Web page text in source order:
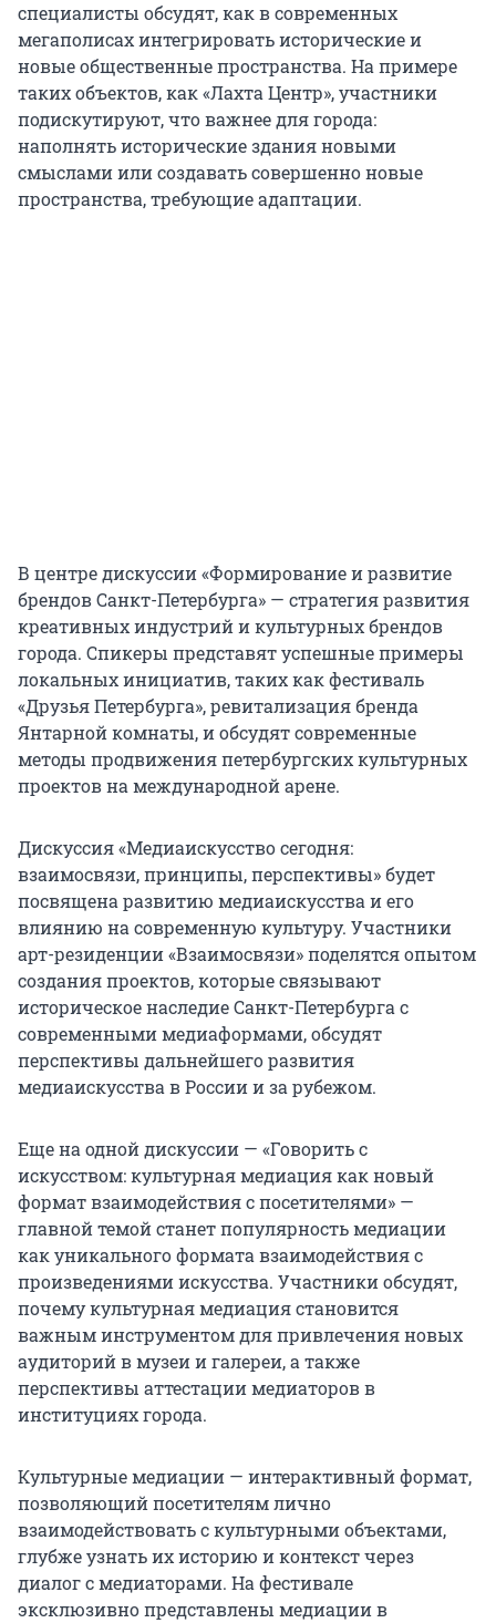
специалисты обсудят, как в современных
мегаполисах интегрировать исторические и
новые общественные пространства. На примере
таких объектов, как «Лахта Центр», участники
подискутируют, что важнее для города:
наполнять исторические здания новыми
смыслами или создавать совершенно новые
пространства, требующие адаптации.
В центре дискуссии «Формирование и развитие
брендов Санкт-Петербурга» — стратегия развития
креативных индустрий и культурных брендов
города. Спикеры представят успешные примеры
локальных инициатив, таких как фестиваль
«Друзья Петербурга», ревитализация бренда
Янтарной комнаты, и обсудят современные
методы продвижения петербургских культурных
проектов на международной арене.
Дискуссия «Медиаискусство сегодня:
взаимосвязи, принципы, перспективы» будет
посвящена развитию медиаискусства и его
влиянию на современную культуру. Участники
арт-резиденции «Взаимосвязи» поделятся опытом
создания проектов, которые связывают
историческое наследие Санкт-Петербурга с
современными медиаформами, обсудят
перспективы дальнейшего развития
медиаискусства в России и за рубежом.
Еще на одной дискуссии — «Говорить с
искусством: культурная медиация как новый
формат взаимодействия с посетителями» —
главной темой станет популярность медиации
как уникального формата взаимодействия с
произведениями искусства. Участники обсудят,
почему культурная медиация становится
важным инструментом для привлечения новых
аудиторий в музеи и галереи, а также
перспективы аттестации медиаторов в
институциях города.
Культурные медиации — интерактивный формат,
позволяющий посетителям лично
взаимодействовать с культурными объектами,
глубже узнать их историю и контекст через
диалог с медиаторами. На фестивале
эксклюзивно представлены медиации в